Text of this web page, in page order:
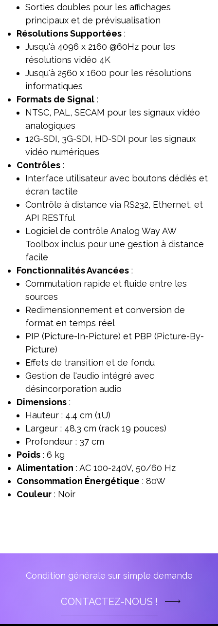
Sorties doubles pour les affichages
principaux et de prévisualisation
Résolutions Supportées :
Jusqu'à 4096 x 2160 @60Hz pour les
résolutions vidéo 4K
Jusqu'à 2560 x 1600 pour les résolutions
informatiques
Formats de Signal :
NTSC, PAL, SECAM pour les signaux vidéo
analogiques
12G-SDI, 3G-SDI, HD-SDI pour les signaux
vidéo numériques
Contrôles :
Interface utilisateur avec boutons dédiés et
écran tactile
Contrôle à distance via RS232, Ethernet, et
API RESTful
Logiciel de contrôle Analog Way AW
Toolbox inclus pour une gestion à distance
facile
Fonctionnalités Avancées :
Commutation rapide et fluide entre les
sources
Redimensionnement et conversion de
format en temps réel
PIP (Picture-In-Picture) et PBP (Picture-By-
Picture)
Effets de transition et de fondu
Gestion de l'audio intégré avec
désincorporation audio
Dimensions :
Hauteur : 4.4 cm (1U)
Largeur : 48.3 cm (rack 19 pouces)
Profondeur : 37 cm
Poids : 6 kg
Alimentation : AC 100-240V, 50/60 Hz
Consommation Énergétique : 80W
Couleur : Noir
Condition générale sur simple demande
CONTACTEZ-NOUS !